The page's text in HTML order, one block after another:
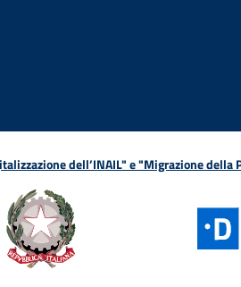
dell’INAIL" e "Migrazione della